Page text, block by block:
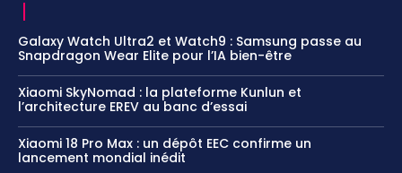
Galaxy Watch Ultra2 et Watch9 : Samsung passe au
Snapdragon Wear Elite pour l’IA bien-être
Xiaomi SkyNomad : la plateforme Kunlun et
l’architecture EREV au banc d’essai
Xiaomi 18 Pro Max : un dépôt EEC confirme un
lancement mondial inédit